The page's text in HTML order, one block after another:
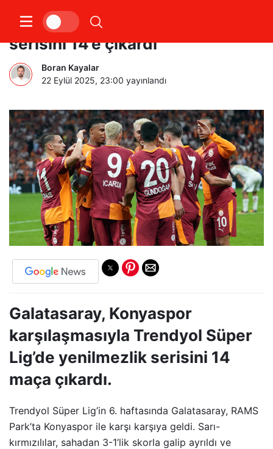
Galatasaray ligdeki yenilmezlik
serisini 14’e çıkardı
Boran Kayalar
22 Eylül 2025, 23:00 yayınlandı
Galatasaray, Konyaspor
karşılaşmasıyla Trendyol Süper
Lig’de yenilmezlik serisini 14
maça çıkardı.
Trendyol Süper Lig’in 6. haftasında Galatasaray, RAMS
Park’ta Konyaspor ile karşı karşıya geldi. Sarı-
kırmızılılar, sahadan 3-1’lik skorla galip ayrıldı ve